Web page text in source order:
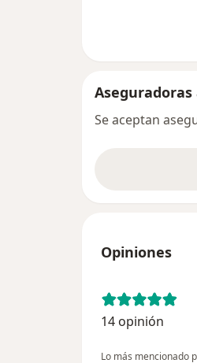
Aseguradoras
Se aceptan
Opiniones
14 opinión
Lo más mencionado